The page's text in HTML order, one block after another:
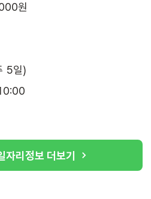
원
5일)
자리정보 더보기